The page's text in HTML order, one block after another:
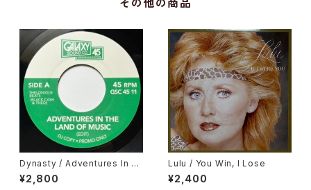
その他の商品
Dynasty / Adventures In T
he Land Of Music, Cesar M
ariano & Cia / Metropole
¥2,800
Lulu / You Win, I Lose
¥2,400